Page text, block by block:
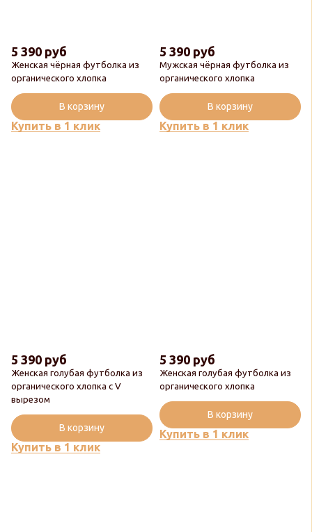
Женская чёрная футболка из
органического хлопка
5 390 руб
Купить в 1 клик
В корзину
Мужская чёрная футболка из
органического хлопка
5 390 руб
Купить в 1 клик
В корзину
Женская голубая футболка из
органического хлопка с V
вырезом
5 390 руб
Купить в 1 клик
В корзину
Женская голубая футболка из
органического хлопка
5 390 руб
Купить в 1 клик
В корзину